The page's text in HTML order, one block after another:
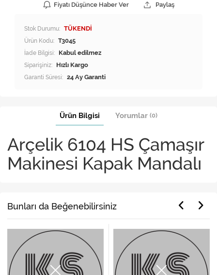
Fiyatı Düşünce Haber Ver
Paylaş
Stok Durumu: TÜKENDİ
Ürün Kodu: T3045
İade Bilgisi:
Siparişiniz: Hızlı Kargo
Garanti Süresi: 24 Ay Garanti
Ürün Bilgisi Yorumlar (0)
Arçelik 6104 HS Çamaşır
Makinesi Kapak Mandalı
Bunları da Beğenebilirsiniz